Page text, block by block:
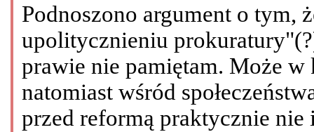
Podnoszono argument o tym,
upolitycznieniu
prawie nie pamiętam. Może
natomiast wśród
przed reformą praktycznie nie